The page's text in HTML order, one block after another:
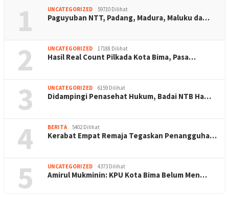
1 UNCATEGORIZED 59710 Dilihat
Paguyuban NTT, Padang, Madura, Maluku da…
2 UNCATEGORIZED 17188 Dilihat
Hasil Real Count Pilkada Kota Bima, Pasa…
3 UNCATEGORIZED 6159 Dilihat
Didampingi Penasehat Hukum, Badai NTB Ha…
4 BERITA 5402 Dilihat
Kerabat Empat Remaja Tegaskan Penangguha…
5 UNCATEGORIZED 4373 Dilihat
Amirul Mukminin: KPU Kota Bima Belum Men…